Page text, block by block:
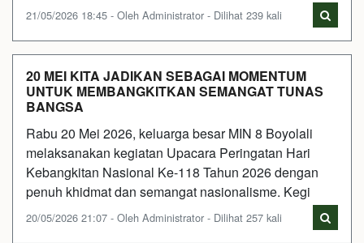
21/05/2026 18:45 - Oleh Administrator - Dilihat 239 kali
20 MEI KITA JADIKAN SEBAGAI MOMENTUM
UNTUK MEMBANGKITKAN SEMANGAT TUNAS
BANGSA
Rabu 20 Mei 2026, keluarga besar MIN 8 Boyolali
melaksanakan kegiatan Upacara Peringatan Hari
Kebangkitan Nasional Ke-118 Tahun 2026 dengan
penuh khidmat dan semangat nasionalisme. Kegi
20/05/2026 21:07 - Oleh Administrator - Dilihat 257 kali